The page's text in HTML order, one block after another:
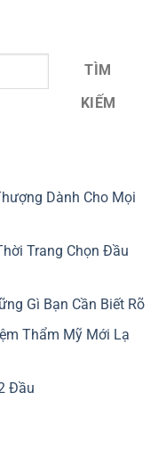
TÌM
KIẾM
Dành Cho Mọi
Trang Chọn Đầu
Gì Bạn Cần Biết Rõ
Thẩm Mỹ Mới Lạ
Đầu